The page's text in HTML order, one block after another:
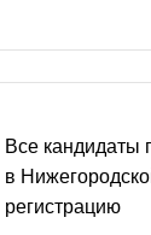
Все кандидаты
в
регистрацию